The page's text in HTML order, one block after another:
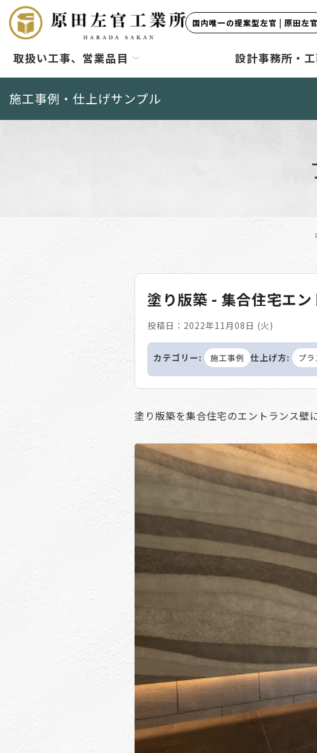
国内唯一の提案型左官 | 原田左官
取扱い工事、営業品目 設計事務所・
施工事例・仕上げサンプル
塗り版築 - 集合住宅エン
投稿日：2022年11月08日 (火)
カテゴリー: 施工事例 仕上げ方: プ
塗り版築を集合住宅のエントランス壁